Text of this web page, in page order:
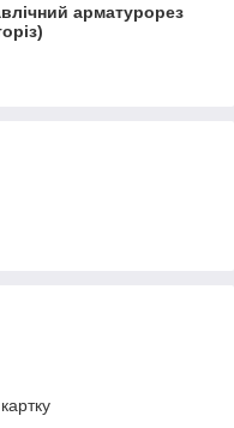
арматурорез